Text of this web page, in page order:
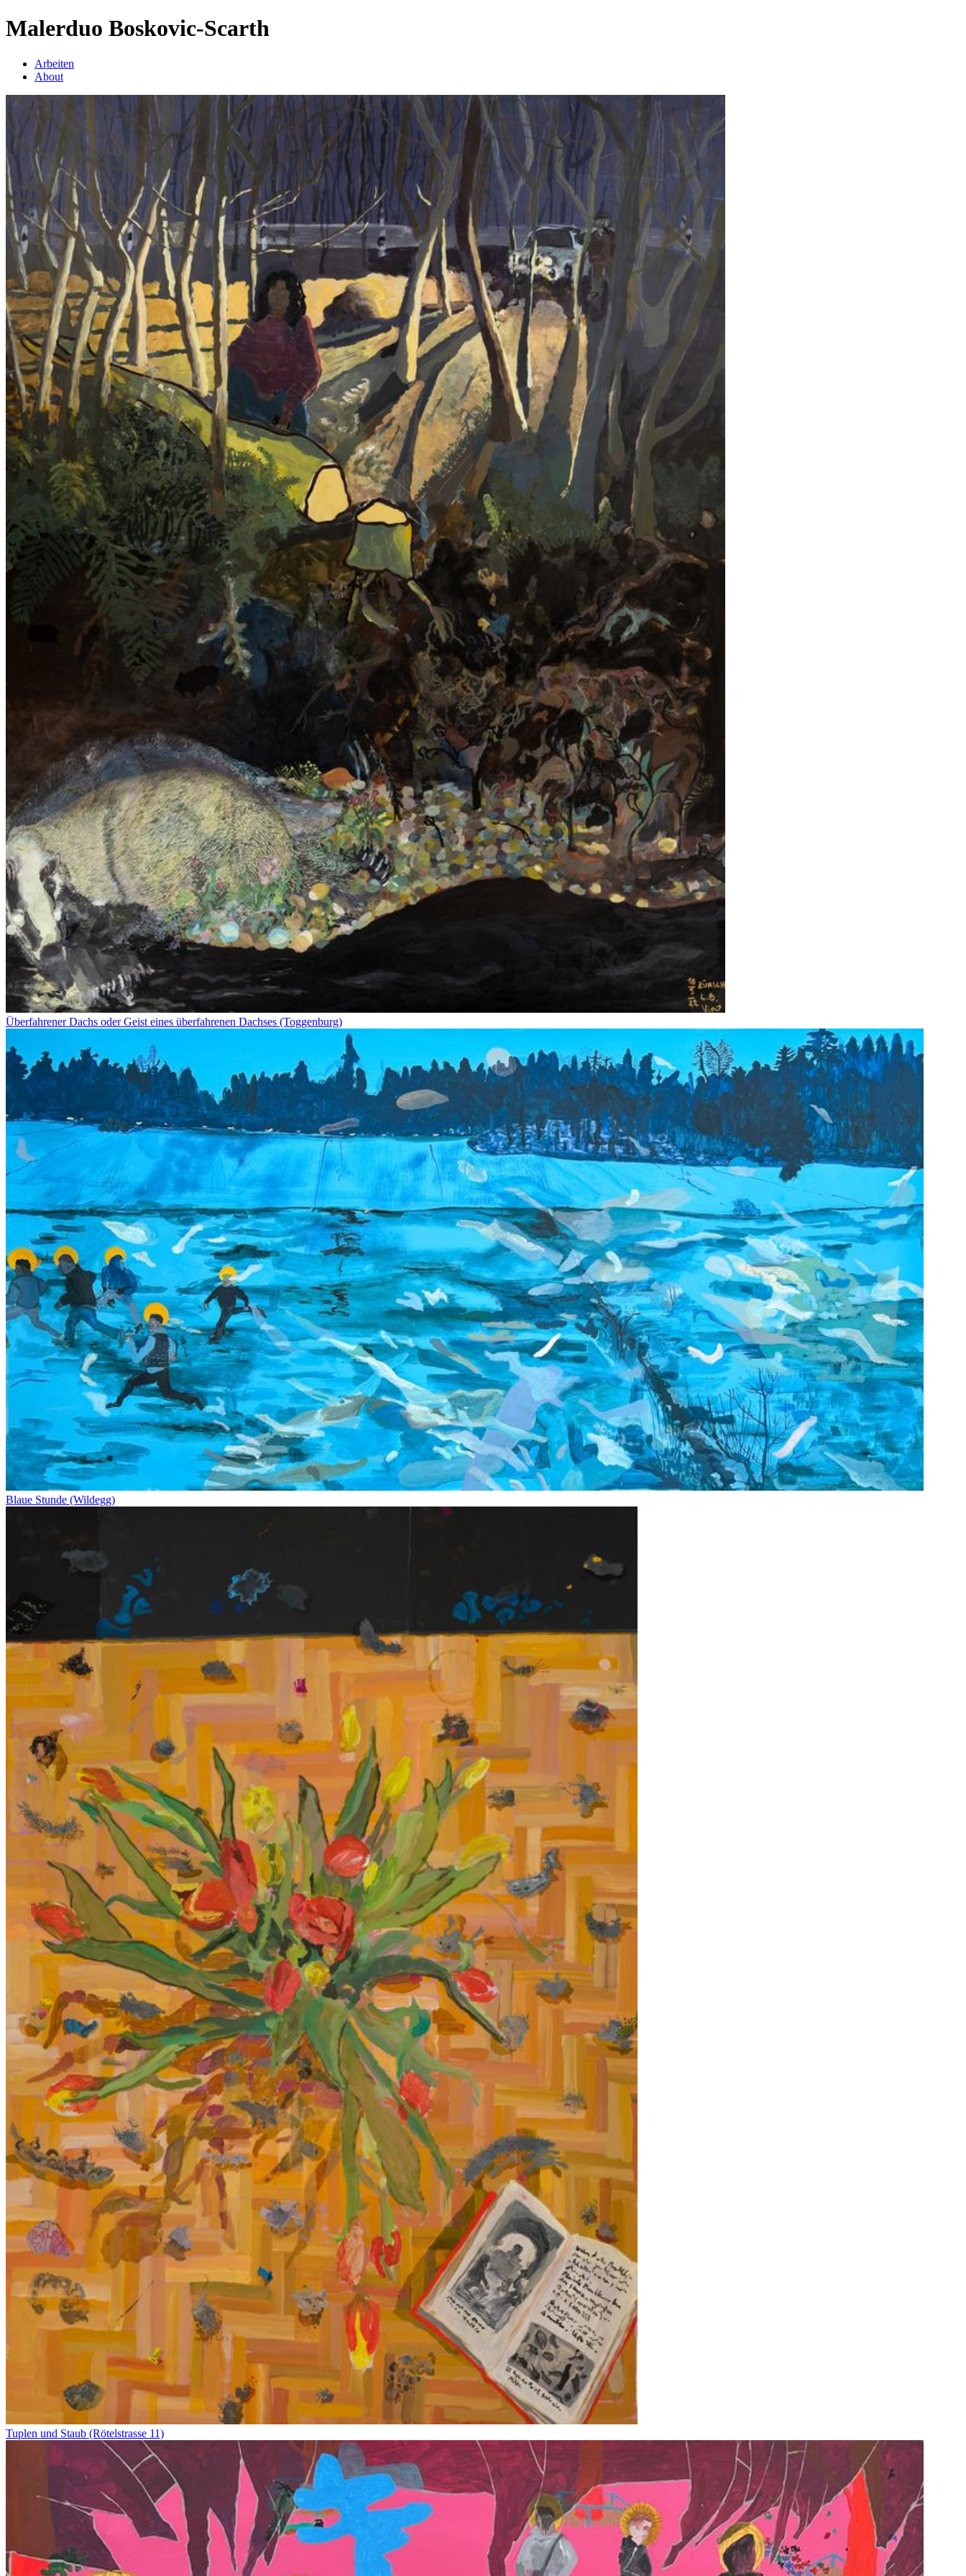
Malerduo Boskovic-Scarth
Arbeiten
About
Überfahrener Dachs oder Geist eines überfahrenen Dachses (Toggenburg)
Blaue Stunde (Wildegg)
Tuplen und Staub (Rötelstrasse 11)